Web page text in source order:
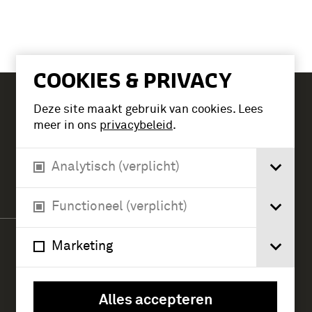
COOKIES & PRIVACY
Deze site maakt gebruik van cookies. Lees
meer in ons privacybeleid.
Analytisch (verplicht)
Functioneel (verplicht)
Marketing
Alles accepteren
Tickets
Verlengde Paltzerweg 1